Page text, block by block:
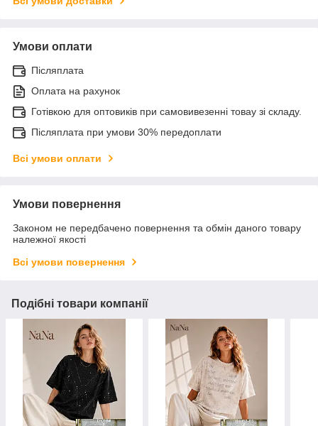
Умови оплати
Післяплата
Оплата на рахунок
Готівкою для оптовиків при самовивезенні товау зі складу.
Післяплата при умови 30% передоплати
Всі умови оплати
Умови повернення
Законом не передбачено повернення та обмін даного товару
належної якості
Всі умови повернення
Подібні товари компанії